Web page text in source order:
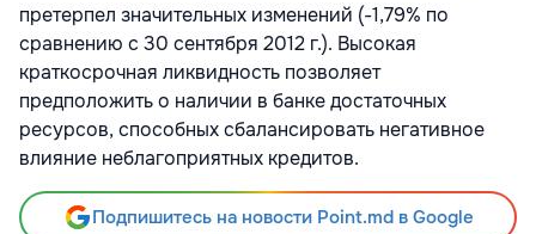
претерпел значительных изменений (-1,79% по
сравнению с 30 сентября 2012 г.). Высокая
краткосрочная ликвидность позволяет
предположить о наличии в банке достаточных
ресурсов, способных сбалансировать негативное
влияние неблагоприятных кредитов.
Подпишитесь на новости Point.md в Google